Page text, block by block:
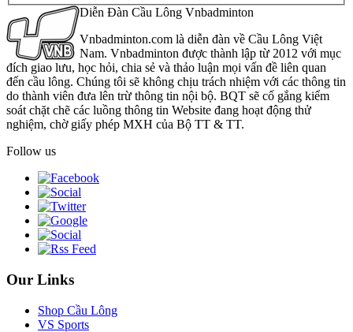
Diễn Đàn Cầu Lông Vnbadminton
Vnbadminton.com là diễn đàn về Cầu Lông Việt
Nam. Vnbadminton được thành lập từ 2012 với mục
đích giao lưu, học hỏi, chia sẻ và thảo luận mọi vấn đề liên quan
đến cầu lông. Chúng tôi sẽ không chịu trách nhiệm với các thông tin
do thành viên đưa lên trừ thông tin nội bộ. BQT sẽ cố gắng kiểm
soát chặt chẽ các luồng thông tin Website đang hoạt động thử
nghiệm, chờ giấy phép MXH của Bộ TT & TT.
Follow us
Our Links
Shop Cầu Lông
VS Sports